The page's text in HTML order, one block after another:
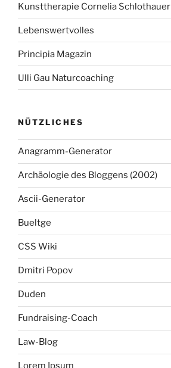
Kunsttherapie Cornelia Schlothauer
Lebenswertvolles
Principia Magazin
Ulli Gau Naturcoaching
NÜTZLICHES
Anagramm-Generator
Archäologie des Bloggens (2002)
Ascii-Generator
Bueltge
CSS Wiki
Dmitri Popov
Duden
Fundraising-Coach
Law-Blog